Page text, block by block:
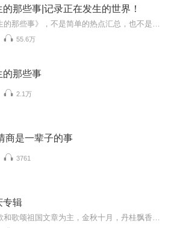
那些事|记录正在发生的世界！
55.6万
的那些事
2.1万
商是一辈子的事
3761
专辑